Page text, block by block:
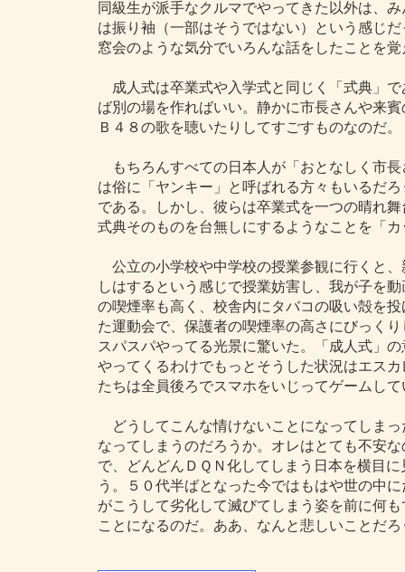
同級生が派手なクルマでやってきた以外は、
は振り袖（一部はそうではない）という感じ
窓会のような気分でいろんな話をしたことを
成人式は卒業式や入学式と同じく「式典」
ば別の場を作ればいい。静かに市長さんや来
Ｂ４８の歌を聴いたりしてすごすものなのだ。
もちろんすべての日本人が「おとなしく市
は俗に「ヤンキー」と呼ばれる方々もいるだ
である。しかし、彼らは卒業式を一つの晴れ
式典そのものを台無しにするようなことを「
公立の小学校や中学校の授業参観に行くと
しはするという感じで授業妨害し、我が子を
の喫煙率も高く、校舎内にタバコの吸い殻を
た運動会で、保護者の喫煙率の高さにびっく
スパスパやってる光景に驚いた。「成人式」
やってくるわけでもっとそうした状況はエス
たちは全員後ろでスマホをいじってゲームし
どうしてこんな情けないことになってしま
なってしまうのだろうか。オレはとても不安
で、どんどんＤＱＮ化してしまう日本を横目
う。５０代半ばとなった今ではもはや世の中
がこうして劣化して滅びてしまう姿を前に何
ことになるのだ。ああ、なんと悲しいことだろ